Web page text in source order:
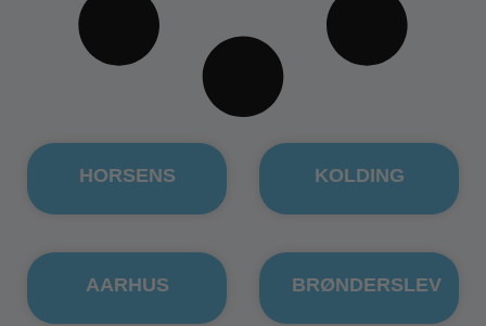
HORSENS KOLDING
AARHUS BRØNDERSLEV